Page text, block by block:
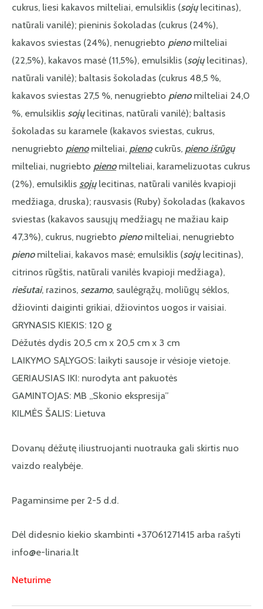
cukrus, liesi kakavos milteliai, emulsiklis (sojųlecitinas),
natūrali vanilė); pieninis šokoladas (cukrus (24%),
kakavos sviestas (24%), nenugriebto pienomilteliai
(22,5%), kakavos masė (11,5%), emulsiklis (sojųlecitinas),
natūrali vanilė); baltasis šokoladas (cukrus 48,5 %,
kakavos sviestas 27,5 %, nenugriebto pieno milteliai 24,0
%, emulsiklis sojųlecitinas, natūrali vanilė); baltasis
šokoladas su karamele (kakavos sviestas, cukrus,
nenugriebto pienomilteliai, pienocukrūs, pieno išrūgų
milteliai, nugriebto pienomilteliai, karamelizuotas cukrus
(2%), emulsiklis sojųlecitinas, natūrali vanilės kvapioji
medžiaga, druska); rausvasis (Ruby) šokoladas (kakavos
sviestas (kakavos sausųjų medžiagų ne mažiau kaip
47,3%), cukrus, nugriebto pieno milteliai, nenugriebto
pienomilteliai, kakavos masė; emulsiklis (sojųlecitinas),
citrinos rūgštis, natūrali vanilės kvapioji medžiaga),
riešutai, razinos, sezamo, saulėgrąžų, moliūgų sėklos,
džiovinti daiginti grikiai, džiovintos uogos ir vaisiai.
GRYNASIS KIEKIS: 120 g
Dėžutės dydis 20,5 cm x 20,5 cm x 3 cm
LAIKYMO SĄLYGOS: laikyti sausoje ir vėsioje vietoje.
GERIAUSIAS IKI: nurodyta ant pakuotės
GAMINTOJAS: MB „Skonio ekspresija”
KILMĖS ŠALIS: Lietuva
Dovanų dėžutę iliustruojanti nuotrauka gali skirtis nuo
vaizdo realybėje.
Pagaminsime per 2-5 d.d.
Dėl didesnio kiekio skambinti +37061271415 arba rašyti
info@e-linaria.lt
Neturime